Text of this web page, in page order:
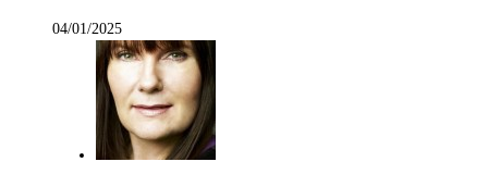
04/01/2025